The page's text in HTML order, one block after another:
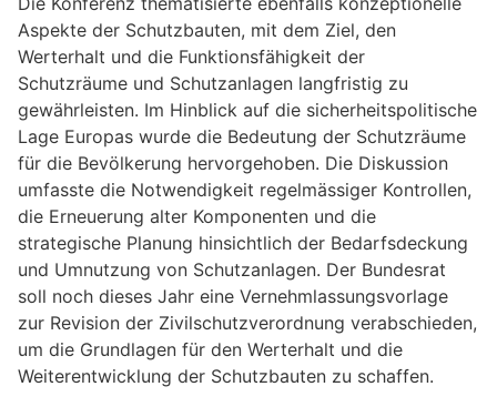
Aspekte der Schutzbauten, mit dem Ziel, den
Werterhalt und die Funktionsfähigkeit der
Schutzräume und Schutzanlagen langfristig zu
gewährleisten. Im Hinblick auf die sicherheitspolitische
Lage Europas wurde die Bedeutung der Schutzräume
für die Bevölkerung hervorgehoben. Die Diskussion
umfasste die Notwendigkeit regelmässiger Kontrollen,
die Erneuerung alter Komponenten und die
strategische Planung hinsichtlich der Bedarfsdeckung
und Umnutzung von Schutzanlagen. Der Bundesrat
soll noch dieses Jahr eine Vernehmlassungsvorlage
zur Revision der Zivilschutzverordnung verabschieden,
um die Grundlagen für den Werterhalt und die
Weiterentwicklung der Schutzbauten zu schaffen.